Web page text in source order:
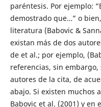
paréntesis. Por ejemplo:
demostrado que…” o
literatura (Babovic &
existan más de dos
de et al.; por ejemplo,
referencias, sin
autores de la cita, de
abajo. Si existen muchos
Babovic et al. (2001) y en